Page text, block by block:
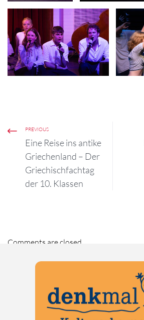
PREVIOUS
Eine Reise ins antike
Griechenland – Der
Griechischfachtag
der 10. Klassen
Comments are closed.